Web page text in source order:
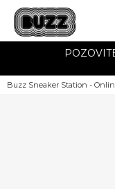
Buzz Sneaker Station -